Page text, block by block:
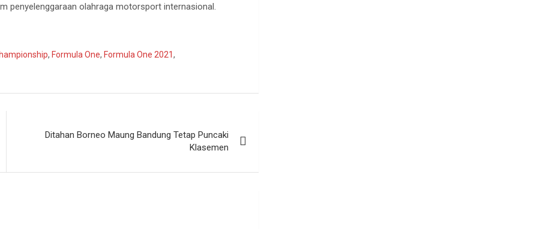
penyelenggaraan olahraga motorsport internasional.
, Formula One, Formula One 2021,
Ditahan Borneo Maung Bandung Tetap Puncaki
Klasemen